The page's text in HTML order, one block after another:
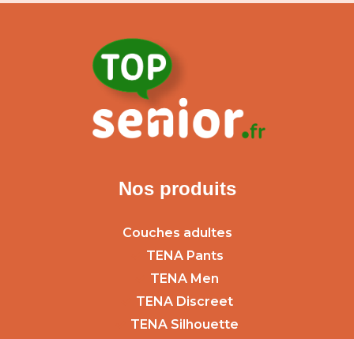
Nos produits
Couches adultes
TENA Pants
TENA Men
TENA Discreet
TENA Silhouette